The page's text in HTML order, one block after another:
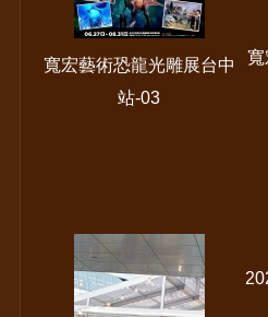
寬宏藝術恐龍光雕展台中
站-03
寬